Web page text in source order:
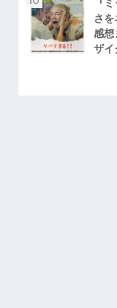
『
さ
感想
ザイ